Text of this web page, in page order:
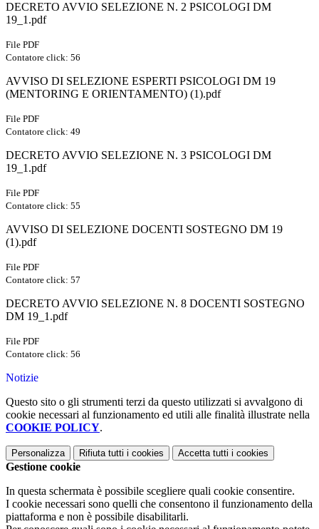
DECRETO AVVIO SELEZIONE N. 2 PSICOLOGI DM
19_1.pdf
File PDF
Contatore click: 56
AVVISO DI SELEZIONE ESPERTI PSICOLOGI DM 19
(MENTORING E ORIENTAMENTO) (1).pdf
File PDF
Contatore click: 49
DECRETO AVVIO SELEZIONE N. 3 PSICOLOGI DM
19_1.pdf
File PDF
Contatore click: 55
AVVISO DI SELEZIONE DOCENTI SOSTEGNO DM 19
(1).pdf
File PDF
Contatore click: 57
DECRETO AVVIO SELEZIONE N. 8 DOCENTI SOSTEGNO
DM 19_1.pdf
File PDF
Contatore click: 56
Notizie
Questo sito o gli strumenti terzi da questo utilizzati si avvalgono di
cookie necessari al funzionamento ed utili alle finalità illustrate nella
COOKIE POLICY.
Personalizza Rifiuta tutti i cookies Accetta tutti i cookies
Gestione cookie
In questa schermata è possibile scegliere quali cookie consentire.
I cookie necessari sono quelli che consentono il funzionamento della
piattaforma e non è possibile disabilitarli.